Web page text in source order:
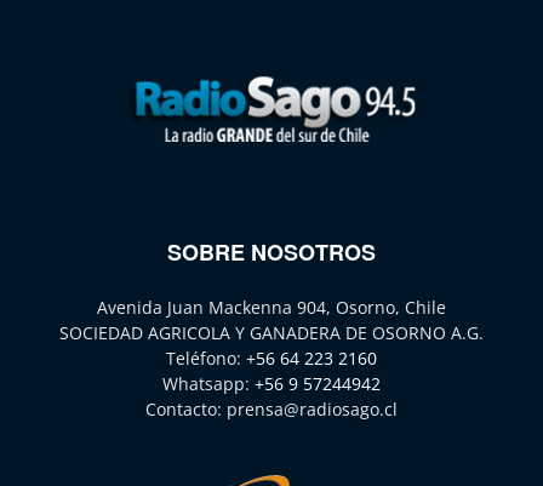
SOBRE NOSOTROS
Avenida Juan Mackenna 904, Osorno, Chile
SOCIEDAD AGRICOLA Y GANADERA DE OSORNO A.G.
Teléfono: +56 64 223 2160
Whatsapp: +56 9 57244942
Contacto: prensa@radiosago.cl